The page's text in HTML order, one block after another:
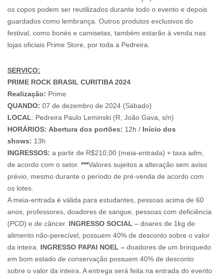
os copos podem ser reutilizados durante todo o evento e depois
guardados como lembrança. Outros produtos exclusivos do
festival, como bonés e camisetas, também estarão à venda nas
lojas oficiais Prime Store, por toda a Pedreira.
SERVIÇO:
PRIME ROCK BRASIL CURITIBA 2024
Realização: Prime
QUANDO: 07 de dezembro de 2024 (Sábado)
LOCAL: Pedreira Paulo Leminski (R; João Gava, s/n)
HORÁRIOS: Abertura dos portões: 12h / Início dos
shows: 13h
INGRESSOS: a partir de R$210,00 (meia-entrada) + taxa adm,
de acordo com o setor. ***Valores sujeitos a alteração sem aviso
prévio, mesmo durante o período de pré-venda de acordo com
os lotes.
A meia-entrada é válida para estudantes, pessoas acima de 60
anos, professores, doadores de sangue, pessoas com deficiência
(PCD) e de câncer. INGRESSO SOCIAL – doares de 1kg de
alimento não-perecível, possuem 40% de desconto sobre o valor
da inteira. INGRESSO PAPAI NOEL – doadores de um brinquedo
em bom estado de conservação possuem 40% de desconto
sobre o valor da inteira. A entrega será feita na entrada do evento